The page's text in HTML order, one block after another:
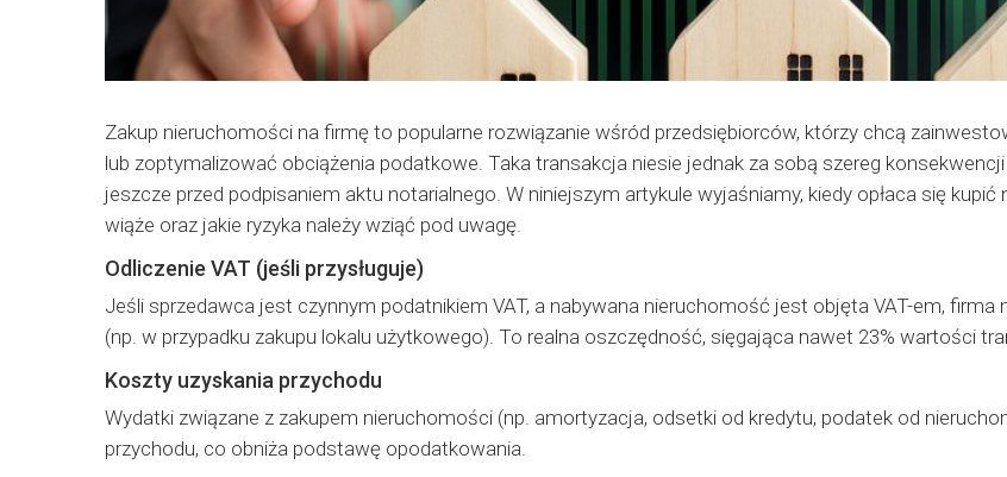
Zakup nieruchomości na firmę to popularne rozwiązanie wśród przedsiębiorców, którzy chcą
lub zoptymalizować obciążenia podatkowe. Taka transakcja niesie jednak za sobą szereg
jeszcze przed podpisaniem aktu notarialnego. W niniejszym artykule wyjaśniamy, kiedy opłaca się
wiąże oraz jakie ryzyka należy wziąć pod uwagę.
Odliczenie VAT (jeśli przysługuje)
Jeśli sprzedawca jest czynnym podatnikiem VAT, a nabywana nieruchomość jest objęta VAT-em,
(np. w przypadku zakupu lokalu użytkowego). To realna oszczędność, sięgająca nawet 23% wartości
Koszty uzyskania przychodu
Wydatki związane z zakupem nieruchomości (np. amortyzacja, odsetki od kredytu, podatek od
przychodu, co obniża podstawę opodatkowania.